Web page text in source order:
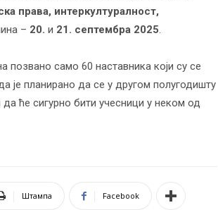
права, интеркултуралност,
– 20. и 21. септембра 2025.
позвано само 60 наставника који су се
је планирано да се у другом полугодишту
ће сигурно бити учесници у неком од
Штампа Facebook